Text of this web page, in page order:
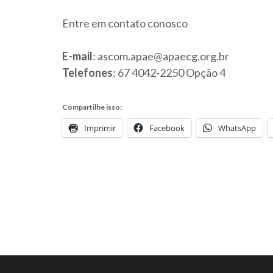
Entre em contato conosco
E-mail: ascom.apae@apaecg.org.br
Telefones: 67 4042-2250 Opção 4
Compartilhe isso:
Imprimir Facebook WhatsApp